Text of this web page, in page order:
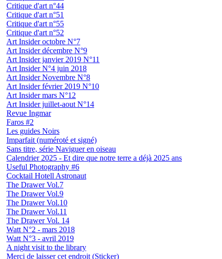
Critique d'art n°44
Critique d'art n°51
Critique d'art n°55
Critique d'art n°52
Art Insider octobre N°7
Art Insider décembre N°9
Art Insider janvier 2019 N°11
Art Insider N°4 juin 2018
Art Insider Novembre N°8
Art Insider février 2019 N°10
Art Insider mars N°12
Art Insider juillet-aout N°14
Revue Ingmar
Faros #2
Les guides Noirs
Imparfait (numéroté et signé)
Sans titre, série Naviguer en oiseau
Calendrier 2025 - Et dire que notre terre a déjà 2025 ans
Useful Photography #6
Cocktail Hotell Astronaut
The Drawer Vol.7
The Drawer Vol.9
The Drawer Vol.10
The Drawer Vol.11
The Drawer Vol. 14
Watt N°2 - mars 2018
Watt N°3 - avril 2019
A night visit to the library
Merci de laisser cet endroit (Sticker)